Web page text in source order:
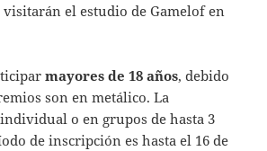
visitarán el estudio de Gamelof en
mayores de 18 años, debido
son en metálico. La
o en grupos de hasta 3
de inscripción es hasta el 16 de